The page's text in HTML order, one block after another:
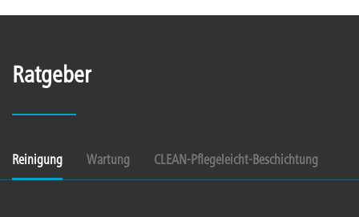
Ratgeber
Reinigung Wartung CLEAN-Pflegeleicht-Beschichtung